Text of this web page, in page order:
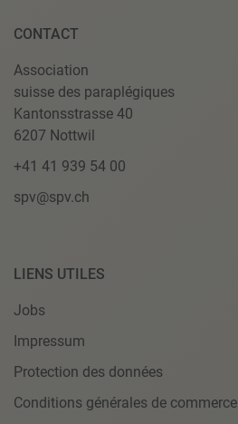
CONTACT
Association
suisse des paraplégiques
Kantonsstrasse 40
6207 Nottwil
+41 41 939 54 00
spv@spv.ch
LIENS UTILES
Jobs
Impressum
Protection des données
Conditions générales de commerce